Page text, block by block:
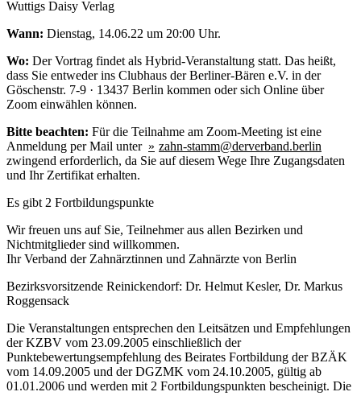
Wuttigs Daisy Verlag
Wann: Dienstag, 14.06.22 um 20:00 Uhr.
Wo: Der Vortrag findet als Hybrid-Veranstaltung statt. Das heißt,
dass Sie entweder ins Clubhaus der Berliner-Bären e.V. in der
Göschenstr. 7-9 · 13437 Berlin kommen oder sich Online über
Zoom einwählen können.
Bitte beachten: Für die Teilnahme am Zoom-Meeting ist eine
Anmeldung per Mail unter
zahn-stamm@derverband.berlin
zwingend erforderlich, da Sie auf diesem Wege Ihre Zugangsdaten
und Ihr Zertifikat erhalten.
Es gibt 2 Fortbildungspunkte
Wir freuen uns auf Sie, Teilnehmer aus allen Bezirken und
Nichtmitglieder sind willkommen.
Ihr Verband der Zahnärztinnen und Zahnärzte von Berlin
Bezirksvorsitzende Reinickendorf: Dr. Helmut Kesler, Dr. Markus
Roggensack
Die Veranstaltungen entsprechen den Leitsätzen und Empfehlungen
der KZBV vom 23.09.2005 einschließlich der
Punktebewertungsempfehlung des Beirates Fortbildung der BZÄK
vom 14.09.2005 und der DGZMK vom 24.10.2005, gültig ab
01.01.2006 und werden mit 2 Fortbildungspunkten bescheinigt. Die